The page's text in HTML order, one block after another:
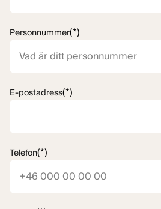
Personnummer(*)
E-postadress(*)
Telefon(*)